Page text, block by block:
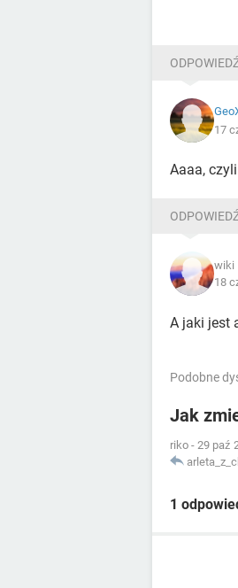
17
Aaaa,
wiki
18
A jaki jest
Podobne
Jak
riko - 29 paź
1